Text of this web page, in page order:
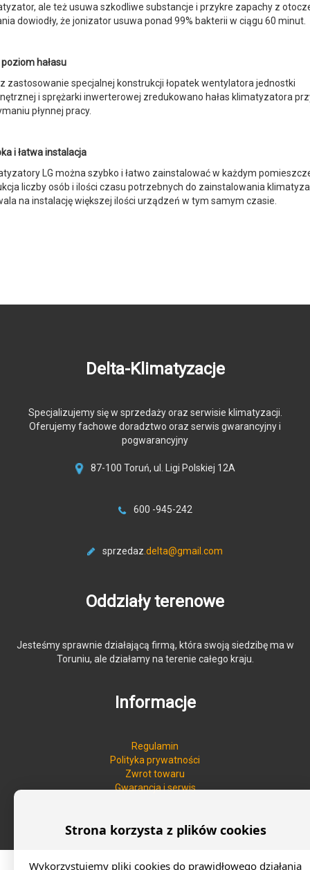
ale też usuwa szkodliwe substancje i przykre zapachy z
dowiodły, że jonizator usuwa ponad 99% bakterii w ciągu 60 minut.
poziom hałasu
zastosowanie specjalnej konstrukcji łopatek wentylatora jednostki
i sprężarki inwerterowej zredukowano hałas klimatyzatora
płynnej pracy.
i łatwa instalacja
LG można szybko i łatwo zainstalować w każdym
liczby osób i ilości czasu potrzebnych do zainstalowania
na instalację większej ilości urządzeń w tym samym czasie.
Delta-Klimatyzacje
Specjalizujemy się w sprzedaży oraz serwisie klimatyzacji.
Oferujemy fachowe doradztwo oraz serwis gwarancyjny i
pogwarancyjny
87-100 Toruń, ul. Ligi Polskiej 12A
600 -945-242
sprzedaz .delta@gmail.com
Oddziały terenowe
Jesteśmy sprawnie działającą firmą, która swoją siedzibę ma w
Toruniu, ale działamy na terenie całego kraju.
Informacje
Regulamin
Polityka prywatności
Zwrot towaru
Gwarancja i serwis
Copyright © ALL RIGHTS RESERVED
Strona korzysta z plików cookies
Wykorzystujemy pliki cookies do prawidłowego działania